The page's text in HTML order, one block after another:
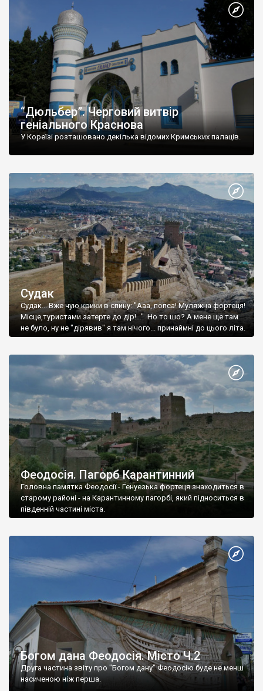
“Дюльбер”. Черговий витвір
геніального Краснова
У Кореїзі розташовано декілька відомих Кримських палаців.
Судак
Судак... Вже чую крики в спину: "Ааа, попса! Муляжна фортеця!
Місце,туристами затерте до дір!..." Но то шо? А мене ще там
не було, ну не "дірявив" я там нічого... принаймні до цього літа.
Феодосія. Пагорб Карантинний
Головна памятка Феодосії - Генуезька фортеця знаходиться в
старому районі - на Карантинному пагорбі, який підноситься в
південній частині міста.
Богом дана Феодосія. Місто Ч.2
Друга частина звіту про "Богом дану" Феодосію буде не менш
насиченою ніж перша.